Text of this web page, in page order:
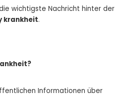
wichtigste Nachricht hinter der
krankheit.
Informationen über